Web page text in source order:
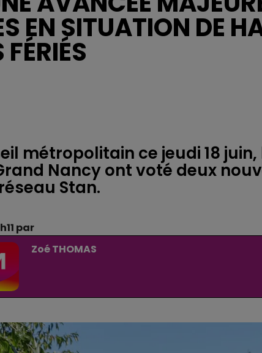
EN SITUATION DE
métropolitain ce jeudi 18
Nancy ont voté deux
Stan.
par
Zoé THOMAS